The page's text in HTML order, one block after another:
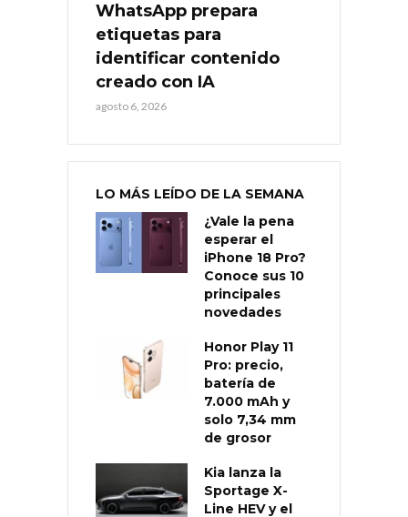
WhatsApp prepara
etiquetas para
identificar contenido
creado con IA
agosto 6, 2026
LO MÁS LEÍDO DE LA SEMANA
¿Vale la pena
esperar el
iPhone 18 Pro?
Conoce sus 10
principales
novedades
Honor Play 11
Pro: precio,
batería de
7.000 mAh y
solo 7,34 mm
de grosor
Kia lanza la
Sportage X-
Line HEV y el